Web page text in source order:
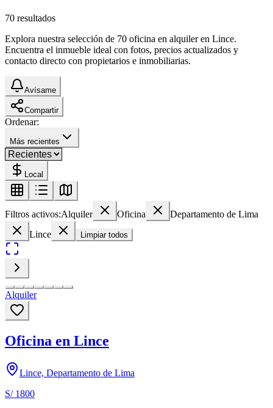
70 resultados
Explora nuestra selección de 70 oficina en alquiler en Lince.
Encuentra el inmueble ideal con fotos, precios actualizados y
contacto directo con propietarios e inmobiliarias.
Avísame
Compartir
Ordenar:
Más recientes
Local
Filtros activos:Alquiler Oficina
Departamento de Lima
Lince
Limpiar todos
Alquiler
Oficina en Lince
Lince, Departamento de Lima
S/ 1800